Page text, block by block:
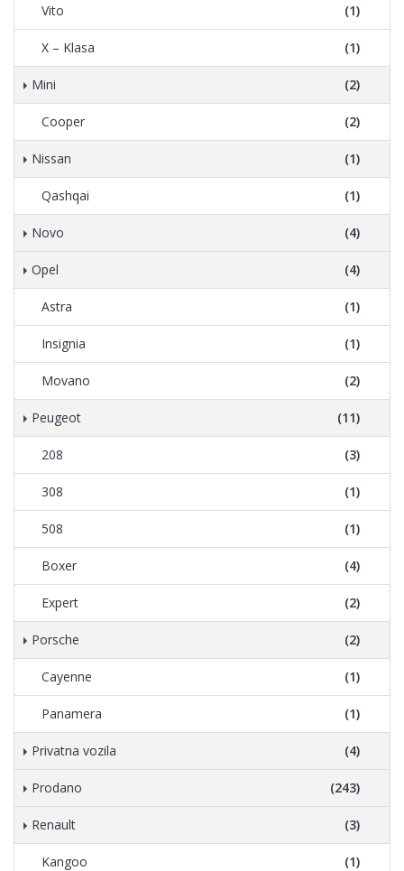
Vito (1)
X – Klasa (1)
Mini (2)
Cooper (2)
Nissan (1)
Qashqai (1)
Novo (4)
Opel (4)
Astra (1)
Insignia (1)
Movano (2)
Peugeot (11)
208 (3)
308 (1)
508 (1)
Boxer (4)
Expert (2)
Porsche (2)
Cayenne (1)
Panamera (1)
Privatna vozila (4)
Prodano (243)
Renault (3)
Kangoo (1)